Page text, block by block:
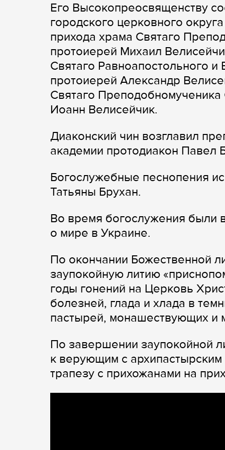
Его Высокопреосвященству
городского церковного
прихода храма Святаго
протоиерей Михаил
Святаго Равноапостольного
протоиерей Александр
Святаго
Иоанн Велисейчик.
Диаконский чин возглавил
академии протодиакон Павел
Богослужебные песнопения
Татьяны Брухан.
Во время богослужения были
о мире в Украине.
По окончании Божественной
заупокойную литию
годы гонений на Церковь
болезней, глада и хлада в
пастырей, монашествующих и
По завершении заупокойной
к верующим с
трапезу с прихожанами на